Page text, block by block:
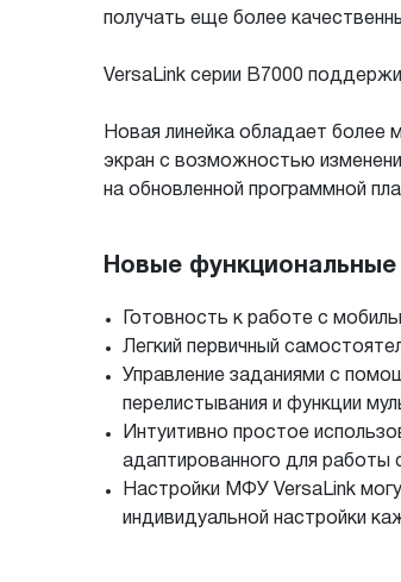
получать еще более
VersaLink серии B7000
Новая линейка обладает более
экран с возможностью
на обновленной программной
Новые функциональные
Готовность к работе с
Легкий первичный
Управление заданиями с
перелистывания и функции
Интуитивно простое
адаптированного для работы
Настройки МФУ VersaLink
индивидуальной настройки